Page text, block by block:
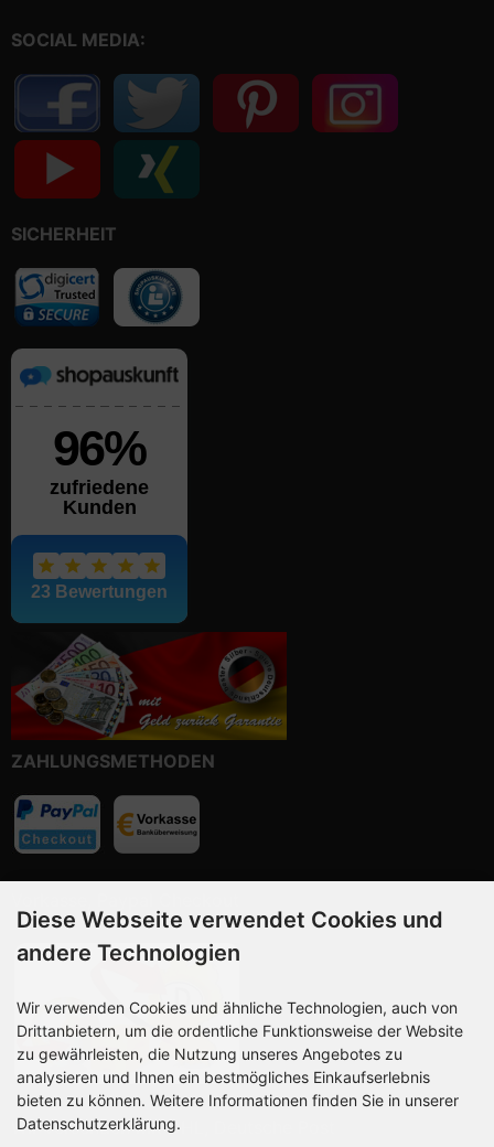
SOCIAL MEDIA:
SICHERHEIT
ZAHLUNGSMETHODEN
Wir versenden mit DHL, Deutsche Post
Diese Webseite verwendet Cookies und
andere Technologien
Wir verwenden Cookies und ähnliche Technologien, auch von
Drittanbietern, um die ordentliche Funktionsweise der Website
zu gewährleisten, die Nutzung unseres Angebotes zu
analysieren und Ihnen ein bestmögliches Einkaufserlebnis
bieten zu können. Weitere Informationen finden Sie in unserer
Datenschutzerklärung.